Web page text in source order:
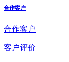
合作客户
合作客户
客户评价